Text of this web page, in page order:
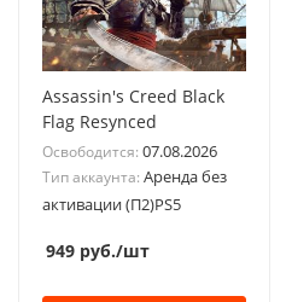
Assassin's Creed Black
Flag Resynced
Освободится: 07.08.2026
Тип аккаунта: Аренда без
активации (П2)PS5
949 руб./шт